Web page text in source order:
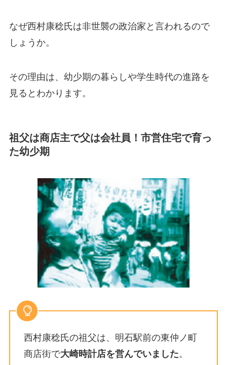
なぜ西村康稔氏は非世襲の政治家と言われるので
しょうか。
その理由は、幼少期の暮らしや学生時代の進路を
見るとわかります。
祖父は商店主で父は会社員！市営住宅で育っ
た幼少期
西村康稔氏の祖父は、明石駅前の東仲ノ町
商店街で大崎時計店を営んでいました。